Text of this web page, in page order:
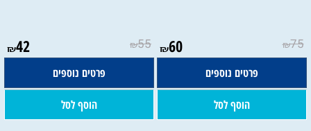
₪75
₪60
פרטים נוספים
הוסף לסל
₪55
₪42
פרטים נוספים
הוסף לסל